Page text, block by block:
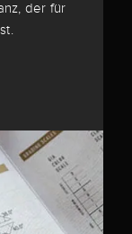
der für